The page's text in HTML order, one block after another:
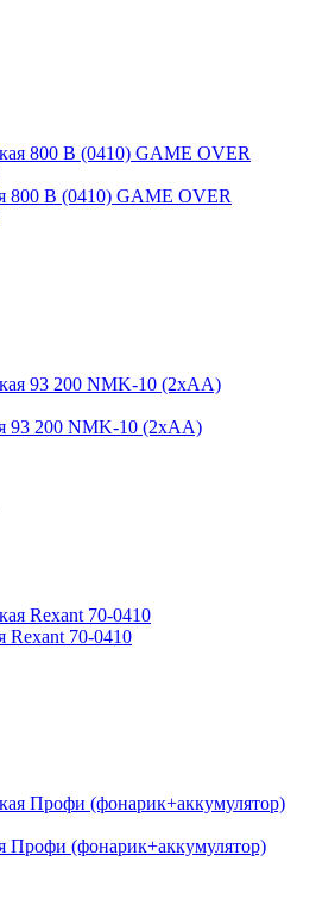
800 В (0410) GAME OVER
93 200 NMK-10 (2хАА)
Rexant 70-0410
Профи (фонарик+аккумулятор)